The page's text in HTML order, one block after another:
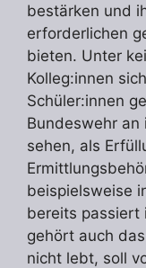
bestärken und
erforderlichen
bieten. Unter
Kolleg:innen
Schüler:innen
Bundeswehr an
sehen, als
beispielsweise
bereits passiert
gehört auch
nicht lebt, soll